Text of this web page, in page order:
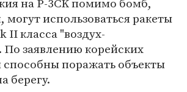
использоваться ракеты
II класса "воздух-
По заявлению корейских
поражать объекты
берегу.